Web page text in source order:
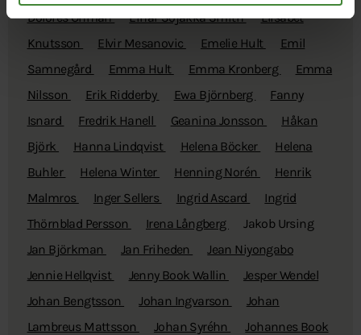
Dolores Öhman
Einar Sojakka Smith
Elisabet
Knutsson
Elvir Mesanovic Emelie Hult
Emil
Samnegård
Emma Hult Emma Kronberg
Emma
Nilsson
Erik Ridderby Ewa Björnberg
Fanny
Isnard
Fredrik Hanell Geanina Jonsson
Håkan
Björk
Hanna Lindqvist Helena Böcker
Helena
Buhler
Helena Winter Henning Norén
Henrik
Malmros
Inger Sellers Ingrid Ascard
Ingrid
Thörnblad Persson
Irena Långberg
Jakob Ursing
Jan Björkman
Jan Friheden
Jean Niyongabo
Jennie Hellqvist
Jenny Book Wallin
Jesper Wendel
Johan Bengtsson
Johan Ingvarson
Johan
Lambreus Mattsson
Johan Syréhn
Johannes Book